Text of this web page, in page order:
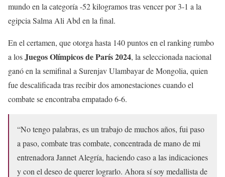
mundo en la categoría -52 kilogramos tras vencer por 3-1 a la
egipcia Salma Ali Abd en la final.
En el certamen, que otorga hasta 140 puntos en el ranking rumbo
a losJuegos Olímpicos de París 2024, la seleccionada nacional
ganó en la semifinal a Surenjav Ulambayar de Mongolia, quien
fue descalificada tras recibir dos amonestaciones cuando el
combate se encontraba empatado 6-6.
“No tengo palabras, es un trabajo de muchos años, fui paso
a paso, combate tras combate, concentrada de mano de mi
entrenadora Jannet Alegría, haciendo caso a las indicaciones
y con el deseo de querer lograrlo. Ahora sí soy medallista de